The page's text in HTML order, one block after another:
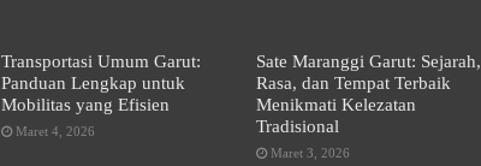
Transportasi Umum Garut:
Panduan Lengkap untuk
Mobilitas yang Efisien
Maret 4, 2026
Sate Maranggi Garut: Sejarah,
Rasa, dan Tempat Terbaik
Menikmati Kelezatan
Tradisional
Maret 3, 2026